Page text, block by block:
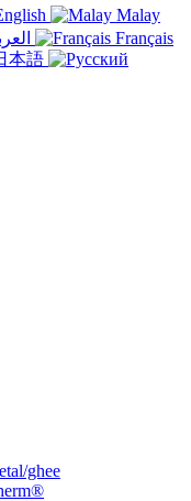
Malay
Français
本語
ghee